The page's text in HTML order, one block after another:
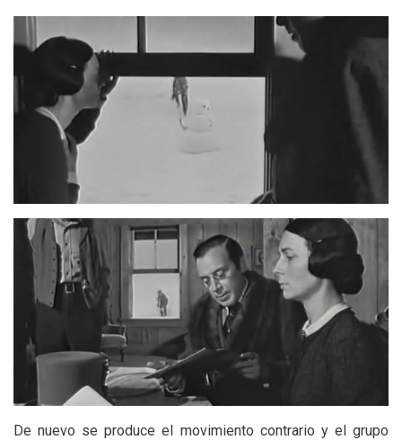
De nuevo se produce el movimiento contrario y el grupo